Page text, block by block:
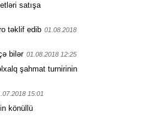
satışa
təklif edib 01.08.2018
bilər 01.08.2018 12:25
şahmat turnirinin
15:01
könüllü